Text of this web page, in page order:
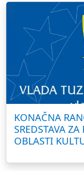
KONAČNA
SREDSTAVA
OBLASTI